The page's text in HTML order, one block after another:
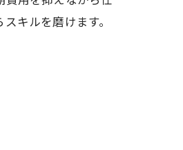
キルを磨けます。